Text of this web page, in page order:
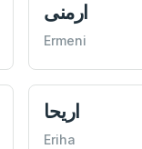
ارمنی
Ermeni
اريحا
Eriha